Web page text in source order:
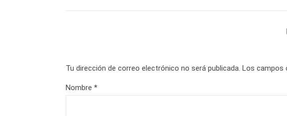
Tu dirección de correo electrónico no será publicada. Los campos
Nombre *